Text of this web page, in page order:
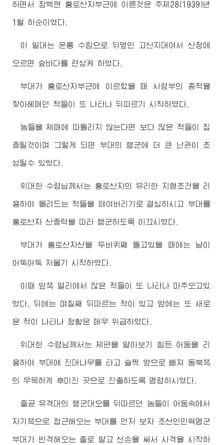
하면서 장백현 홍토산자부근에 이른것은 주체28(1939)년
1월 하순이였다.
이 일대는 온통 수림으로 뒤덮인 고산지대여서 산정에
오르면 숲바다를 련상케 하였다.
부대가 홍토산자부근에 이르렀을 때 사령부의 종적을
찾아헤매던 적들이 또 나타나 뒤따르기 시작하였다.
놈들을 제때에 따돌리지 않는다면 보다 많은 적들이 집
중될것이며 그렇게 되면 부대의 행군에 더 큰 난관이 조
성될수 있었다.
위대한 수령님께서는 홍토산자의 유리한 지형조건을 리
용하여 몰려드는 적들을 떼여버리기로 결심하시고 부대를
홍토산자 산중턱을 따라 행군하도록 이끄시였다.
부대가 홍토산자산을 두바퀴째 돌고있을 때에는 날이
어둑어둑 저물기 시작하였다.
이때 앞쪽 멀리에서 많은 적들이 또 나타나 마주오고있
었다. 뒤에는 며칠째 뒤따르는 적이 있고 앞에는 또 새로
운 적이 나타나 정황은 매우 위급하였다.
위대한 수령님께서 는 제편을 알아보기 힘든 어둠을 리
용하여 부대에 진대나무를 타고 슬쩍 옆으로 빠져 동북쪽
의 우묵하게 후미진 곳으로 진출하도록 명령하시였다.
줄곧 유격대의 행군대오를 뒤따르던 놈들이 어둠속에서
자기쪽으로 접근해오는 부대를 먼저 보자 조선인민혁명군
부대가 반격해오는 줄로 알고 선손을 써서 사격을 시작하